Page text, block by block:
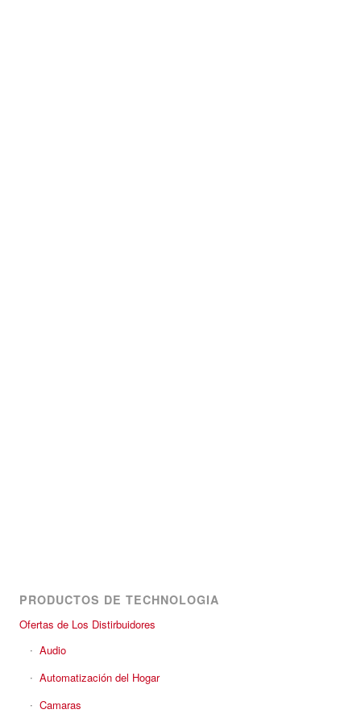
PRODUCTOS DE TECHNOLOGIA
Ofertas de Los Distirbuidores
Audio
Automatización del Hogar
Camaras